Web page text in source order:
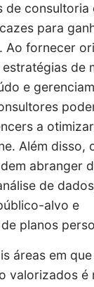
de consultoria
para
Ao fornecer
de
e
a
Além disso,
abranger
de
alvo e
planos
áreas em
valorizados é